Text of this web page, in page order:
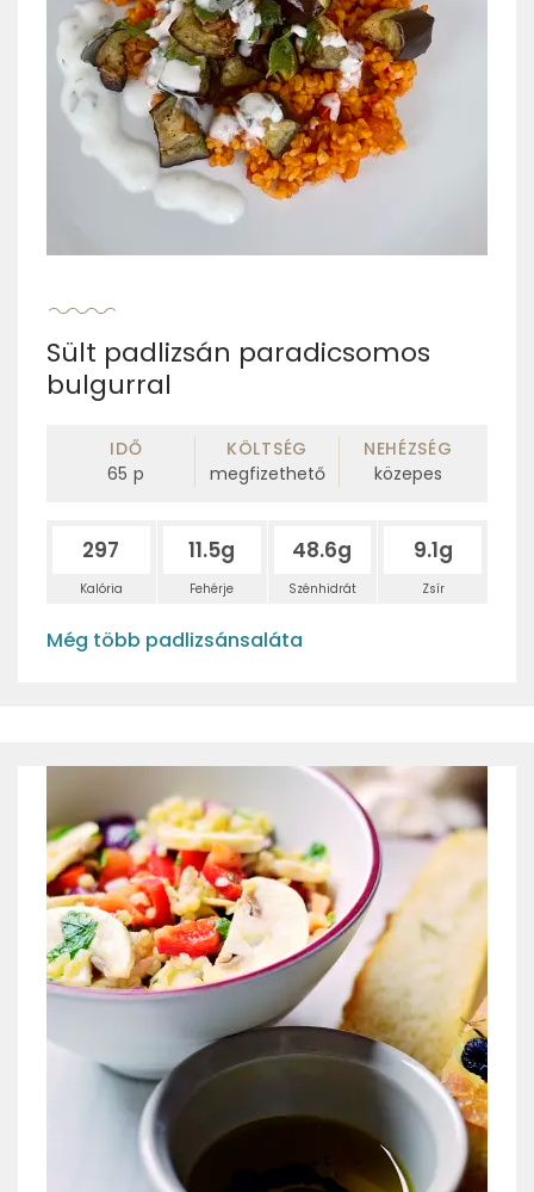
Sült padlizsán paradicsomos
bulgurral
IDŐ
65 p
KÖLTSÉG
megfizethető
NEHÉZSÉG
közepes
297
Kalória
11.5g
Fehérje
48.6g
Szénhidrát
9.1g
Zsír
Még több padlizsánsaláta